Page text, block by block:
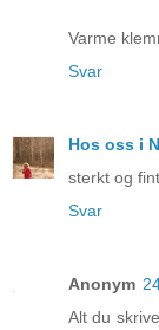
Varme
Svar
Hos oss i
sterkt og
Svar
Anonym
Alt du